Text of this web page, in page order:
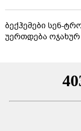
ბექჰემები სენ-
უერთდება